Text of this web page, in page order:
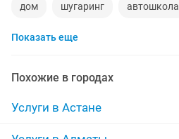
дом шугаринг автошкола
сантехник
уколы на дому
москитные сетки
Показать еще
Похожие в городах
Услуги в Астане